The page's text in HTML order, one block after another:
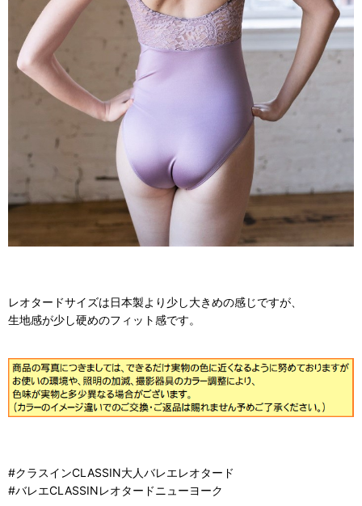
レオタードサイズは日本製より少し大きめの感じですが、
生地感が少し硬めのフィット感です。
#クラスインCLASSIN大人バレエレオタード
#バレエCLASSINレオタードニューヨーク